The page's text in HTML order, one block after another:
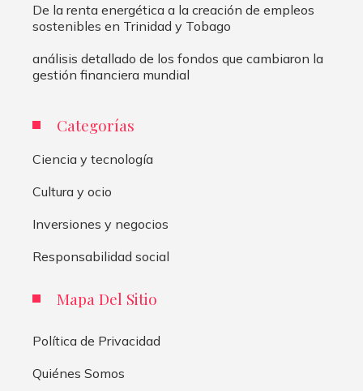
De la renta energética a la creación de empleos
sostenibles en Trinidad y Tobago
análisis detallado de los fondos que cambiaron la
gestión financiera mundial
Categorías
Ciencia y tecnología
Cultura y ocio
Inversiones y negocios
Responsabilidad social
Mapa Del Sitio
Política de Privacidad
Quiénes Somos